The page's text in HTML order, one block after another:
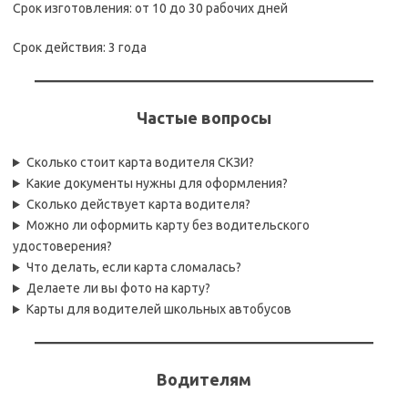
Срок изготовления: от 10 до 30 рабочих дней
Срок действия: 3 года
Частые вопросы
Сколько стоит карта водителя СКЗИ?
Какие документы нужны для оформления?
Сколько действует карта водителя?
Можно ли оформить карту без водительского
удостоверения?
Что делать, если карта сломалась?
Делаете ли вы фото на карту?
Карты для водителей школьных автобусов
Водителям